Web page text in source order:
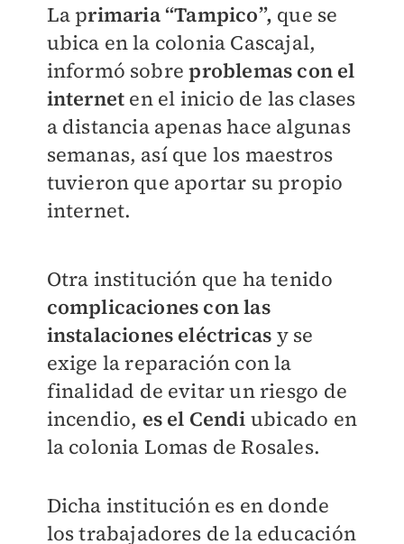
La primaria “Tampico”, que se
ubica en la colonia Cascajal,
informó sobreproblemas con el
internet en el inicio de las clases
a distancia apenas hace algunas
semanas, así que los maestros
tuvieron que aportar su propio
internet.
Otra institución que ha tenido
complicaciones con las
instalaciones eléctricas y se
exige la reparación con la
finalidad de evitar un riesgo de
incendio, es el Cendi ubicado en
la colonia Lomas de Rosales.
Dicha institución es en donde
los trabajadores de la educación